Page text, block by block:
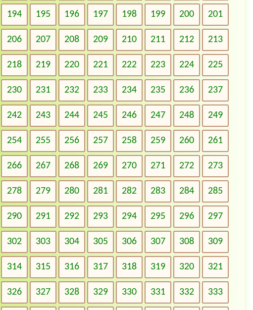
194 195 196 197 198 199 200 201
206 207 208 209 210 211 212 213
218 219 220 221 222 223 224 225
230 231 232 233 234 235 236 237
242 243 244 245 246 247 248 249
254 255 256 257 258 259 260 261
266 267 268 269 270 271 272 273
278 279 280 281 282 283 284 285
290 291 292 293 294 295 296 297
302 303 304 305 306 307 308 309
314 315 316 317 318 319 320 321
326 327 328 329 330 331 332 333